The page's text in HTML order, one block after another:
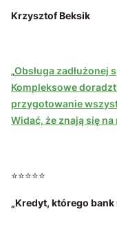
Krzysztof Beksik
„Obsługa zadłużonej
Kompleksowe
przygotowanie
Widać, że znają się na
⭐️⭐️⭐️⭐️⭐️
„Kredyt, którego bank